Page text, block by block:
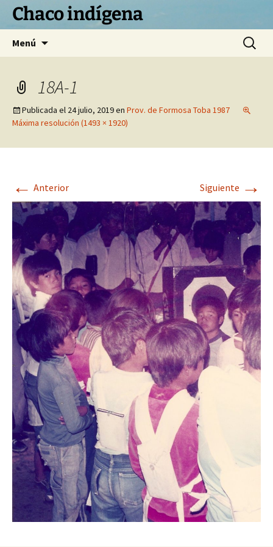
Chaco indígena
Menú Buscar:
18A-1
Publicada el 24 julio, 2019en Prov. de Formosa Toba 1987
Máxima resolución (1493 × 1920)
← Anterior Siguiente →